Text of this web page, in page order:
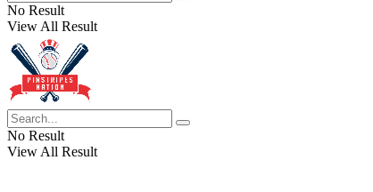
No Result
View All Result
No Result
View All Result